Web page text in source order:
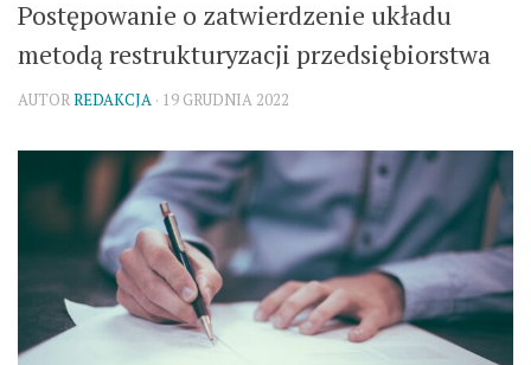
Postępowanie o zatwierdzenie układu
metodą restrukturyzacji przedsiębiorstwa
AUTORREDAKCJA · 19 GRUDNIA 2022